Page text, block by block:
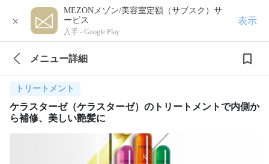
×
MEZONメゾン/美容室定額（サブスク）サ
ービス
入手 - Google Play
表示
メニュー詳細
トリートメント
ケラスターゼ（ケラスターゼ）のトリートメントで内側か
ら補修、美しい艶髪に